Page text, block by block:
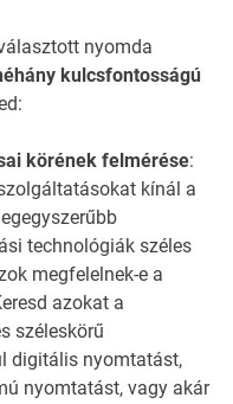
nyomda
kulcsfontosságú
körének felmérése:
kínál a
technológiák széles
megfelelnek-e a
azokat a
széleskörű
digitális nyomtatást,
nyomtatást, vagy akár